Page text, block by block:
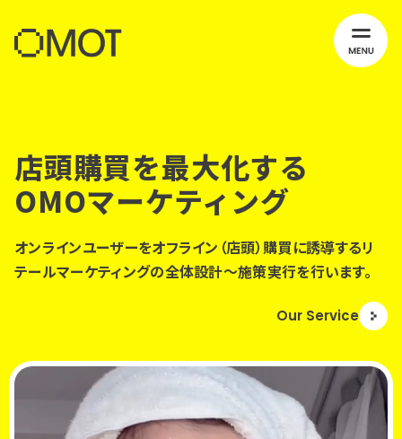
店頭購買を最大化する
OMOマーケティング
オンラインユーザーをオフライン（店頭）購買に誘導するリ
テールマーケティングの全体設計〜施策実行を行います。
Our Service